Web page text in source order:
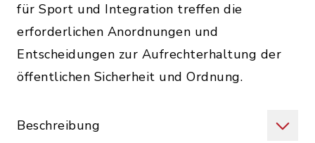
für Sport und Integration treffen die
erforderlichen Anordnungen und
Entscheidungen zur Aufrechterhaltung der
öffentlichen Sicherheit und Ordnung.
Beschreibung